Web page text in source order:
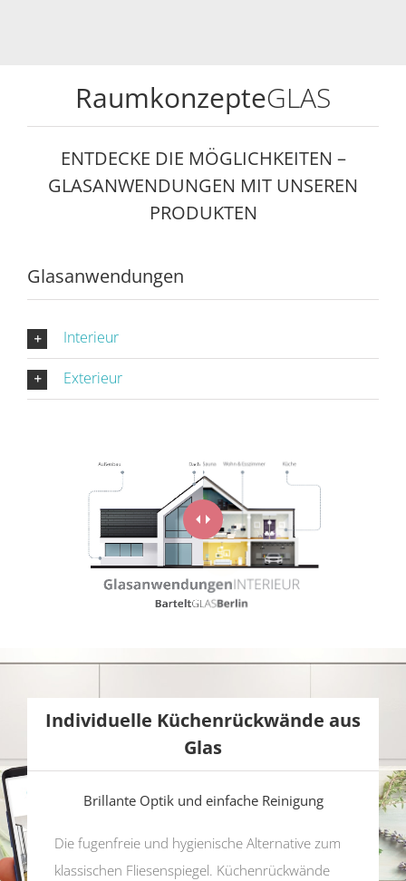
RaumkonzepteGLAS
ENTDECKE DIE MÖGLICHKEITEN –
GLASANWENDUNGEN MIT UNSEREN
PRODUKTEN
Glasanwendungen
Interieur
Exterieur
Individuelle Küchenrückwände aus
Glas
Brillante Optik und einfache Reinigung
Die fugenfreie und hygienische Alternative zum
klassischen Fliesenspiegel. Küchenrückwände